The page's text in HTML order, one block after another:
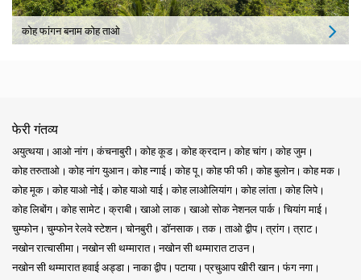
कोह फांगन बनाम कोह ताओ
फेरी गंतव्य
अयुत्थया आओ नांग कंचनाबुरी कोह कूड कोह क्रदान कोह चांग
कोह जुम
कोह तरुताओ
कोह नांग युआन कोह न्गाई कोह पू कोह फी फी कोह बुलोन
कोह मक
कोह मूक
कोह याओ नोई कोह याओ याई कोह लाओलियांग कोह लांता
कोह लिपे
कोह लिबोंग
कोह सामेट क्राबी खाओ लाक खाओ सोक नेशनल पार्क
चियांग माई
चुम्फोन
चुम्फोन रेलवे स्टेशन चोनबुरी डॉनसाक तक ताओ द्वीप त्रांग
त्राट
नखोन रात्चासीमा
नखोन सी थम्मारात
नखोन सी थम्मारात टाउन
नखोन सी थम्मारात हवाई अड्डा
नाका द्वीप पटाया प्रचुआप खीरी खान
फंग नगा